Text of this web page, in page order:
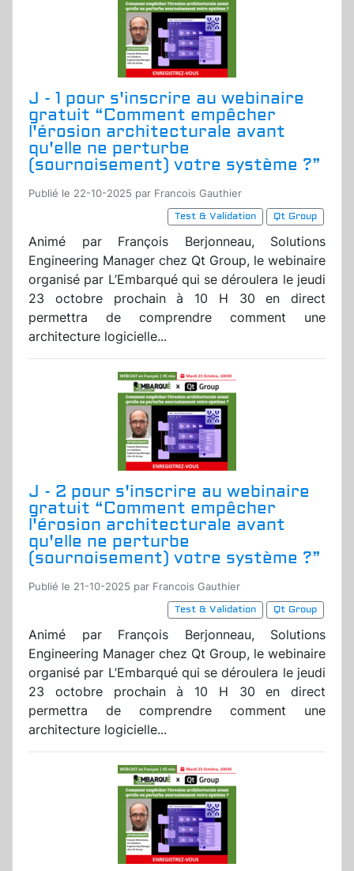
J - 1 pour s'inscrire au webinaire
gratuit “Comment empêcher
l'érosion architecturale avant
qu'elle ne perturbe
(sournoisement) votre système ?”
Publié le 22-10-2025 par Francois Gauthier
Test & Validation
Qt Group
Animé par François Berjonneau, Solutions
Engineering Manager chez Qt Group, le webinaire
organisé par L’Embarqué qui se déroulera le jeudi
23 octobre prochain à 10 H 30 en direct
permettra de comprendre comment une
architecture logicielle...
J - 2 pour s'inscrire au webinaire
gratuit “Comment empêcher
l'érosion architecturale avant
qu'elle ne perturbe
(sournoisement) votre système ?”
Publié le 21-10-2025 par Francois Gauthier
Test & Validation
Qt Group
Animé par François Berjonneau, Solutions
Engineering Manager chez Qt Group, le webinaire
organisé par L’Embarqué qui se déroulera le jeudi
23 octobre prochain à 10 H 30 en direct
permettra de comprendre comment une
architecture logicielle...